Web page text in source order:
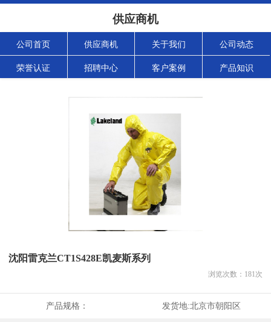
供应商机
公司首页 供应商机 关于我们 公司动态
荣誉认证 招聘中心 客户案例 产品知识
沈阳雷克兰CT1S428E凯麦斯系列
浏览次数： 181次
产品规格： 发货地:北京市朝阳区